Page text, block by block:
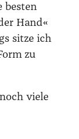
bes­ten
Hand«
sit­ze ich
zu
vie­le